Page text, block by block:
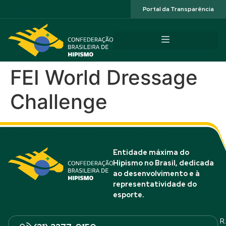
Portal da Transparência
FEI World Dressage
Challenge
Entidade máxima do
Hipismo no Brasil, dedicada
ao desenvolvimento e à
representatividade do
esporte.
R.